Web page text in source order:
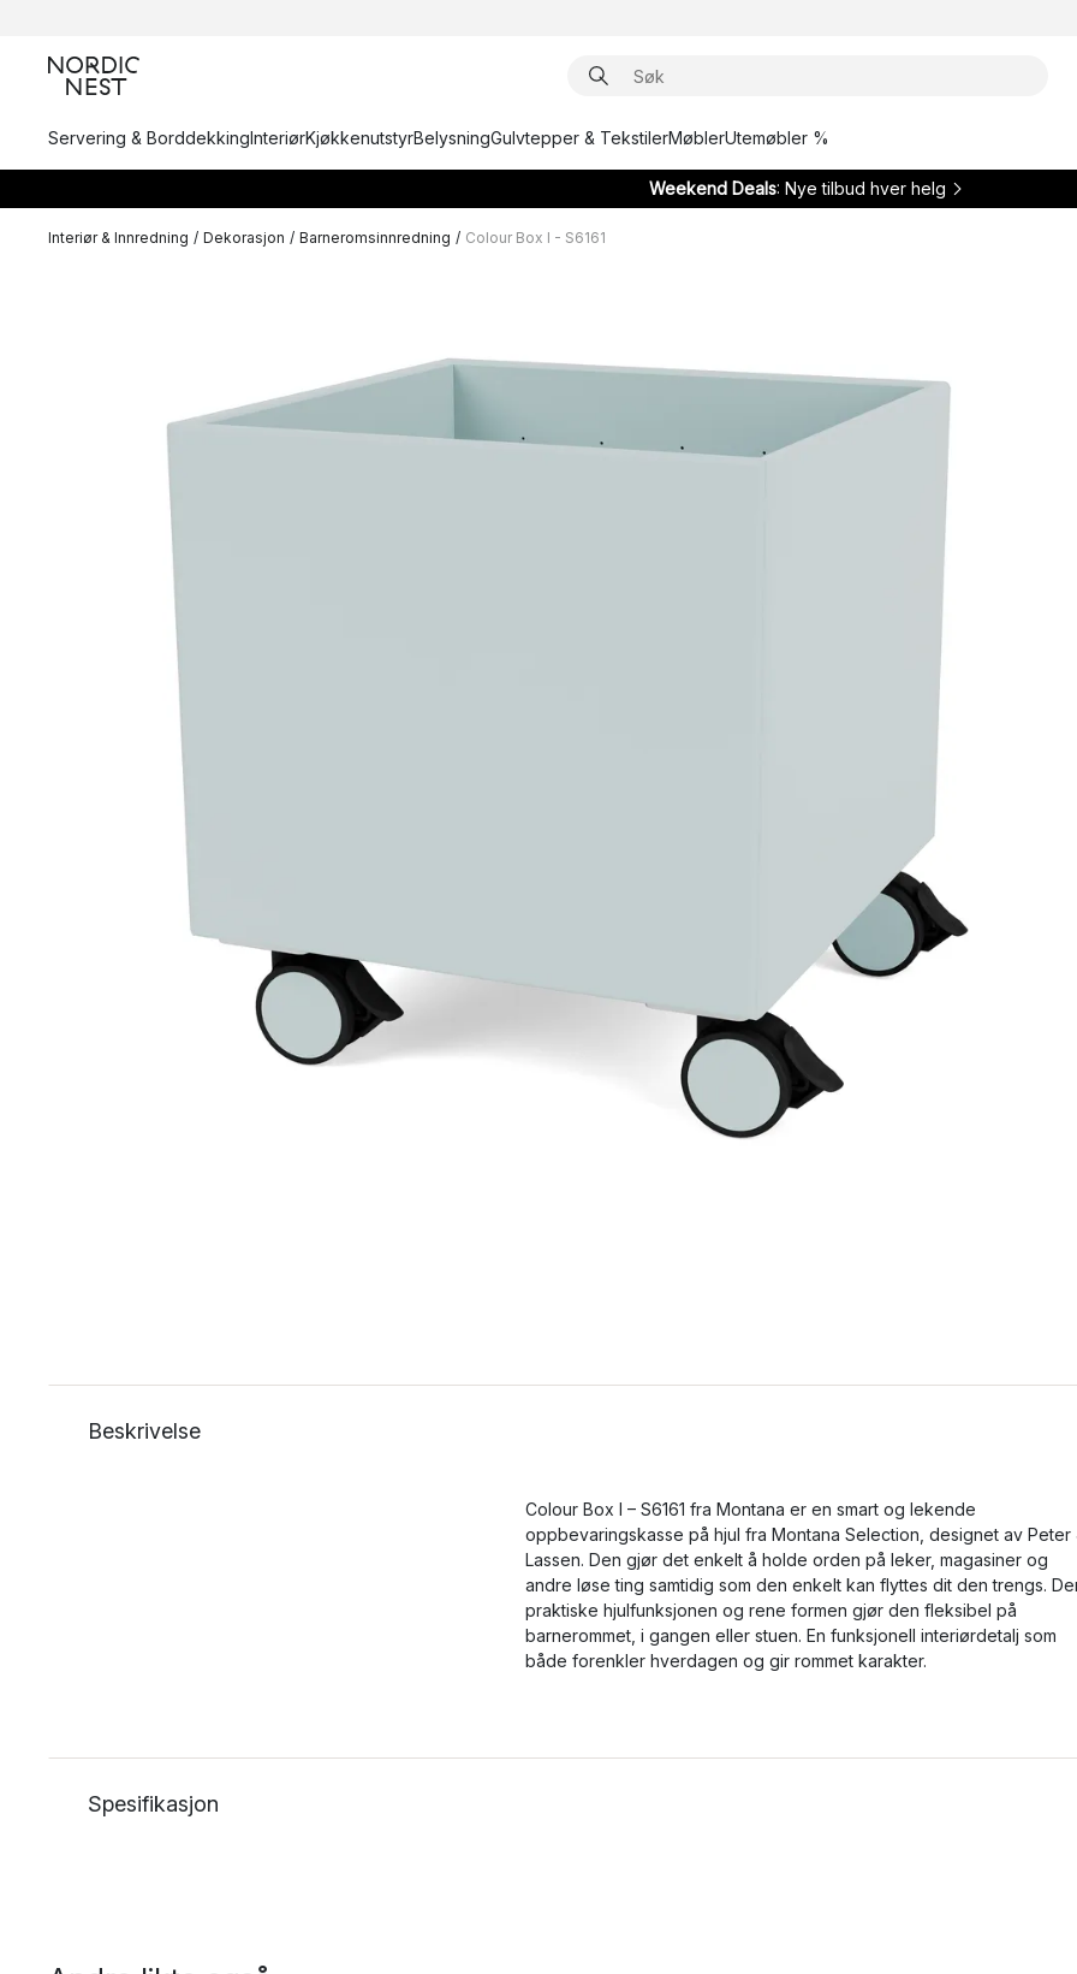
Servering & BorddekkingInteriørKjøkkenutstyrBelysningGulvtepper & TekstilerMøblerUtemøbler %
Weekend Deals: Nye tilbud hver helg
Interiør & Innredning / Dekorasjon / Barneromsinnredning / Colour Box I - S6161
Beskrivelse
Colour Box I – S6161 fra Montana er en smart og lekende
oppbevaringskasse på hjul fra Montana Selection, designet av Peter
Lassen. Den gjør det enkelt å holde orden på leker, magasiner og
andre løse ting samtidig som den enkelt kan flyttes dit den trengs.
praktiske hjulfunksjonen og rene formen gjør den fleksibel på
barnerommet, i gangen eller stuen. En funksjonell interiørdetalj som
både forenkler hverdagen og gir rommet karakter.
Spesifikasjon